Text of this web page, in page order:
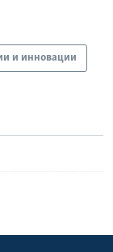
и инновации